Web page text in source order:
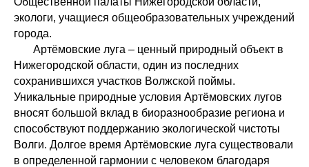
экологи, учащиеся общеобразовательных учреждений
города.
Артёмовские луга – ценный природный объект в
Нижегородской области, один из последних
сохранившихся участков Волжской поймы.
Уникальные природные условия Артёмовских лугов
вносят большой вклад в биоразнообразие региона и
способствуют поддержанию экологической чистоты
Волги. Долгое время Артёмовские луга существовали
в определенной гармонии с человеком благодаря